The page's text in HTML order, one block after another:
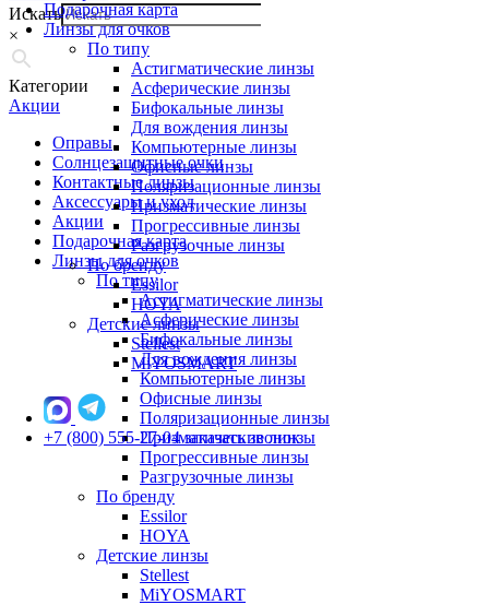
Искать
×
Категории
Акции
Оправы
Солнцезащитные очки
Контактные линзы
Аксессуары и уход
Акции
Подарочная карта
Линзы для очков
По типу
Астигматические линзы
Асферические линзы
Бифокальные линзы
Для вождения линзы
Компьютерные линзы
Офисные линзы
Поляризационные линзы
Призматические линзы
Прогрессивные линзы
Разгрузочные линзы
По бренду
Essilor
HOYA
Детские линзы
Stellest
MiYOSMART
Подарочная карта
Линзы для очков
По типу
Астигматические линзы
Асферические линзы
Бифокальные линзы
Для вождения линзы
Компьютерные линзы
Офисные линзы
Поляризационные линзы
Призматические линзы
Прогрессивные линзы
Разгрузочные линзы
По бренду
Essilor
HOYA
Детские линзы
Stellest
MiYOSMART
+7 (800) 555-27-04 заказать звонок